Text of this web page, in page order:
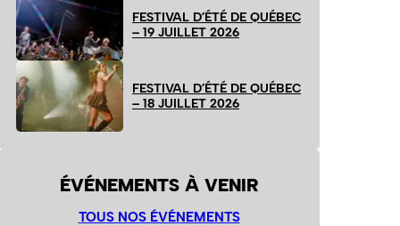
FESTIVAL D’ÉTÉ DE QUÉBEC
– 19 JUILLET 2026
FESTIVAL D’ÉTÉ DE QUÉBEC
– 18 JUILLET 2026
ÉVÉNEMENTS À VENIR
TOUS NOS ÉVÉNEMENTS